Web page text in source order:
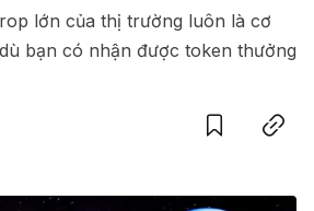
lớn của thị trường luôn là cơ
bạn có nhận được token thưởng